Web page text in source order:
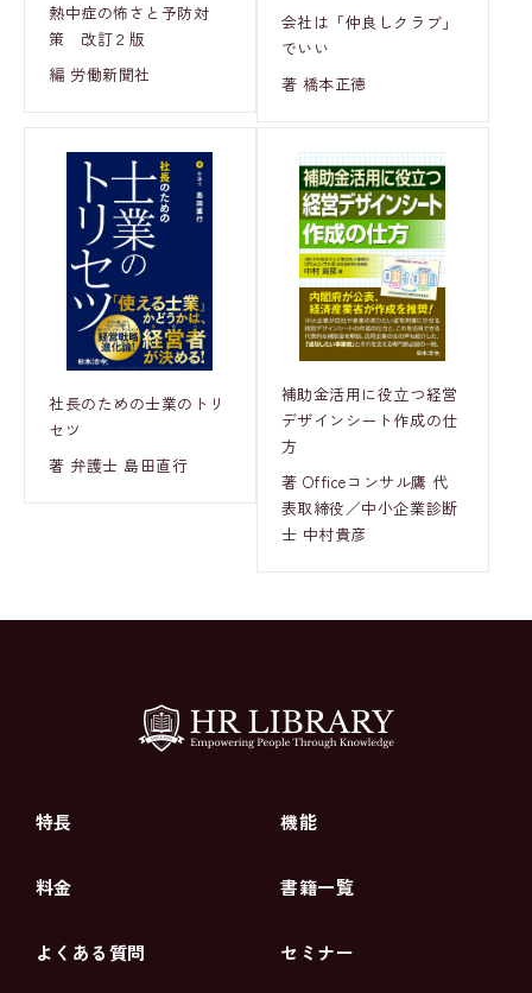
熱中症の怖さと予防対
策 改訂２版
編 労働新聞社
会社は「仲良しクラブ」
でいい
著 橋本正徳
社長のための士業のトリ
セツ
著 弁護士 島田直行
補助金活用に役立つ経営
デザインシート作成の仕
方
著 Officeコンサル鷹 代
表取締役／中小企業診断
士 中村貴彦
特長 機能
料金 書籍一覧
よくある質問 セミナー